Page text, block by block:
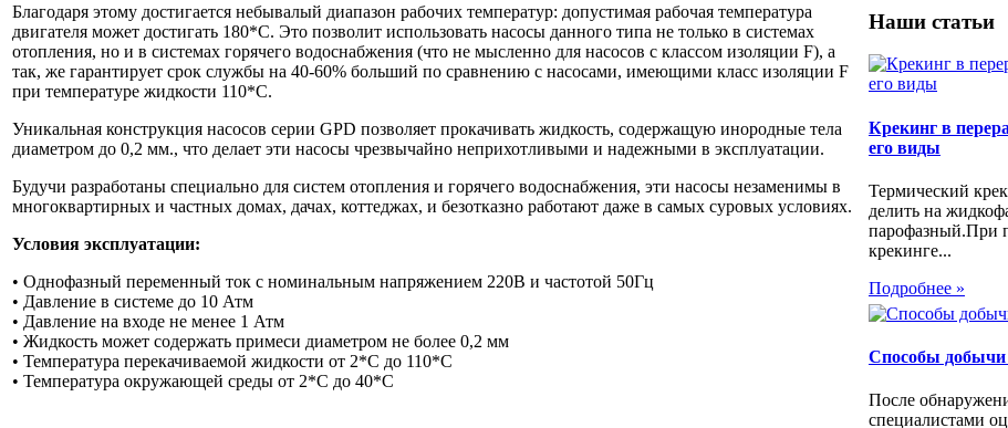
Благодаря этому достигается небывалый диапазон рабочих температур: допустимая рабочая температура
двигателя может достигать 180*С. Это позволит использовать насосы данного типа не только в системах
отопления, но и в системах горячего водоснабжения (что не мысленно для насосов с классом изоляции F), а
так, же гарантирует срок службы на 40-60% больший по сравнению с насосами, имеющими класс изоляции F
при температуре жидкости 110*С.
Уникальная конструкция насосов серии GPD позволяет прокачивать жидкость, содержащую инородные тела
диаметром до 0,2 мм., что делает эти насосы чрезвычайно неприхотливыми и надежными в эксплуатации.
Будучи разработаны специально для систем отопления и горячего водоснабжения, эти насосы незаменимы в
многоквартирных и частных домах, дачах, коттеджах, и безотказно работают даже в самых суровых условиях.
Условия эксплуатации:
• Однофазный переменный ток с номинальным напряжением 220В и частотой 50Гц
• Давление в системе до 10 Атм
• Давление на входе не менее 1 Атм
• Жидкость может содержать примеси диаметром не более 0,2 мм
• Температура перекачиваемой жидкости от 2*С до 110*С
• Температура окружающей среды от 2*С до 40*С
Наши статьи
Крекинг в
его виды
Термический
делить на
парофазный.При
крекинге...
Подробнее »
Способы добычи
После
специалистами